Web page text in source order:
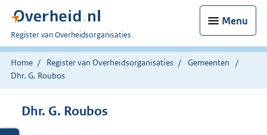
Menu
U
bent
nu
hier:
Register van Overheidsorganisaties
Home Register van Overheidsorganisaties
Gemeenten
Dhr. G. Roubos
Dhr. G. Roubos